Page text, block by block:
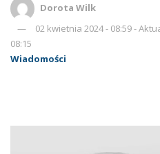
Dorota Wilk
02 kwietnia 2024 - 08:59 -
08:15
Wiadomości